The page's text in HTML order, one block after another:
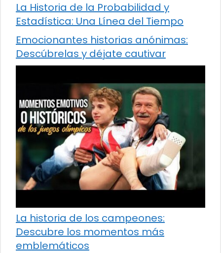
La Historia de la Probabilidad y
Estadística: Una Línea del Tiempo
Emocionantes historias anónimas:
Descúbrelas y déjate cautivar
La historia de los campeones:
Descubre los momentos más
emblemáticos